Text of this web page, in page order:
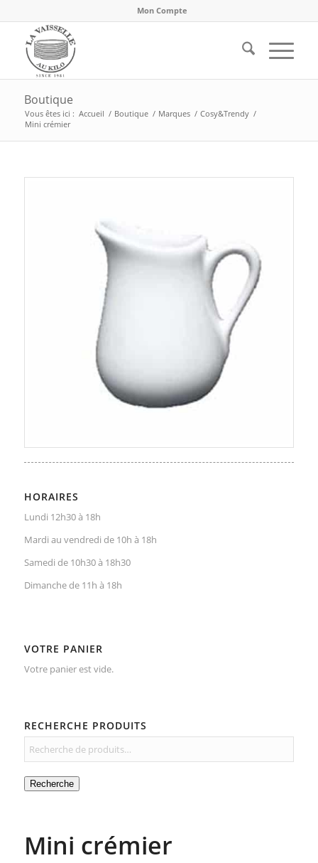
Mon Compte
Boutique
Vous êtes ici : Accueil / Boutique / Marques / Cosy&Trendy /
Mini crémier
HORAIRES
Lundi 12h30 à 18h
Mardi au vendredi de 10h à 18h
Samedi de 10h30 à 18h30
Dimanche de 11h à 18h
VOTRE PANIER
Votre panier est vide.
RECHERCHE PRODUITS
Recherche
Mini crémier